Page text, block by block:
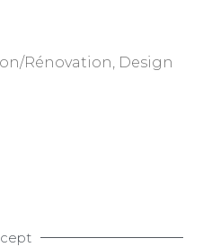
Rénovation, Design